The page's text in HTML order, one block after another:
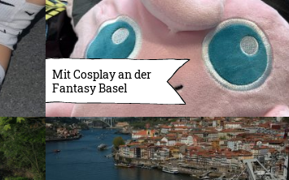
Mit Cosplay an der
Fantasy Basel